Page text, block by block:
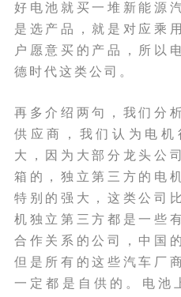
好电池就买一堆新能源
是选产品，就是对应乘
户愿意买的产品，所以
德时代这类公司。
再多介绍两句，我们分
供应商，我们认为电
大，因为大部分龙头公
箱的，独立第三方的电
特别的强大，这类公司
机独立第三方都是一些
合作关系的公司，中国
但是所有的这些汽车厂
一定都是自供的。电池